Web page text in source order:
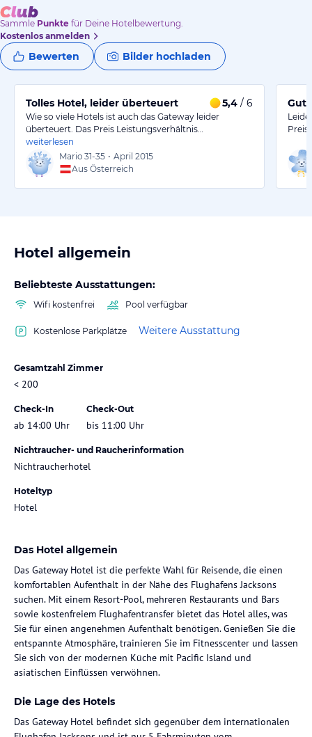
Sammle Punkte für Deine Hotelbewertung.
Kostenlos anmelden
Bewerten Bilder hochladen
Tolles Hotel, leider überteuert 5,4 / 6
Wie so viele Hotels ist auch das Gateway leider
überteuert. Das Preis Leistungsverhältnis…
weiterlesen
Mario 31-35 • April 2015
Aus Österreich
Gut
Hotel allgemein
Beliebteste Ausstattungen:
Wifi kostenfrei Pool verfügbar
Kostenlose Parkplätze Weitere Ausstattung
Gesamtzahl Zimmer
< 200
Check-In
ab 14:00 Uhr
Check-Out
bis 11:00 Uhr
Nichtraucher- und Raucherinformation
Nichtraucherhotel
Hoteltyp
Hotel
Das Hotel allgemein
Das Gateway Hotel ist die perfekte Wahl für Reisende, die einen
komfortablen Aufenthalt in der Nähe des Flughafens Jacksons
suchen. Mit einem Resort-Pool, mehreren Restaurants und Bars
sowie kostenfreiem Flughafentransfer bietet das Hotel alles, was
Sie für einen angenehmen Aufenthalt benötigen. Genießen Sie die
entspannte Atmosphäre, trainieren Sie im Fitnesscenter und lassen
Sie sich von der modernen Küche mit Pacific Island und
asiatischen Einflüssen verwöhnen.
Die Lage des Hotels
Das Gateway Hotel befindet sich gegenüber dem internationalen